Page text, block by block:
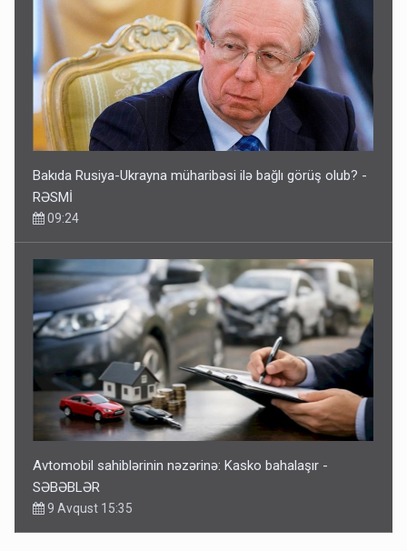
Bakıda Rusiya-Ukrayna müharibəsi ilə bağlı görüş olub? -
RƏSMİ
09:24
Avtomobil sahiblərinin nəzərinə: Kasko bahalaşır -
SƏBƏBLƏR
9 Avqust 15:35